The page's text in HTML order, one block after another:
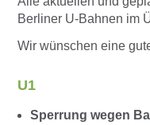
Berliner U-Bahnen im
Wir wünschen eine
U1
Sperrung wegen